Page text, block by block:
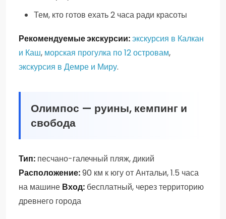
Тем, кто готов ехать 2 часа ради красоты
Рекомендуемые экскурсии:экскурсия в Калкан
и Каш, морская прогулка по 12 островам,
экскурсия в Демре и Миру.
Олимпос — руины, кемпинг и
свобода
Тип: песчано-галечный пляж, дикий
Расположение:90 км к югу от Антальи, 1.5 часа
на машине Вход: бесплатный, через территорию
древнего города